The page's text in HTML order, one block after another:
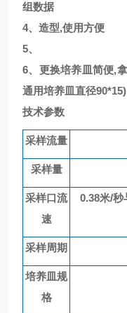
组数据
4、 造型,使用方便
5、
6、 更换培养皿简便,
通用培养皿直径90*15)
技术参数
采样流量
采样量
采样口流
速
0.38米/
采样周期
培养皿规
格